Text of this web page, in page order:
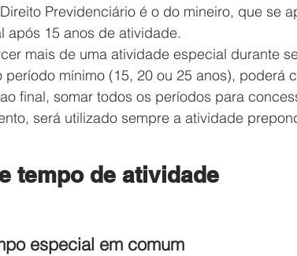
Previdenciário é o do mineiro, que se
após 15 anos de atividade.
mais de uma atividade especial durante
período mínimo (15, 20 ou 25 anos), poderá
final, somar todos os períodos para
será utilizado sempre a atividade
tempo de atividade
especial em comum